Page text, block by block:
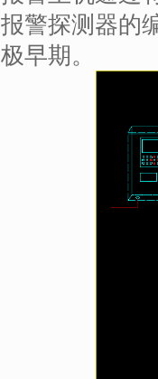
报警探测器的
极早期。